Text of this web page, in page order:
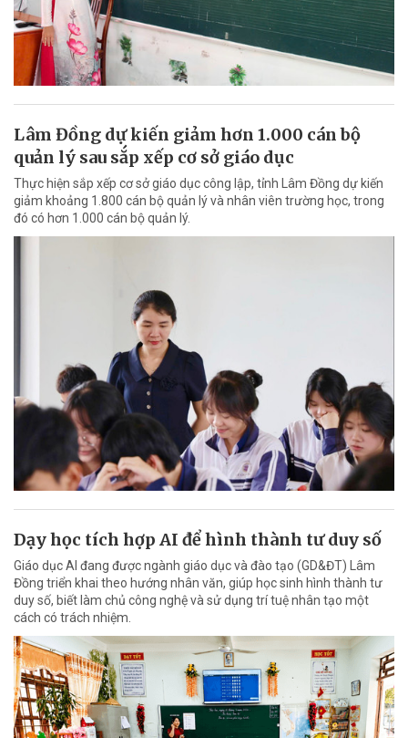
Lâm Đồng dự kiến giảm hơn 1.000 cán bộ
quản lý sau sắp xếp cơ sở giáo dục
Thực hiện sắp xếp cơ sở giáo dục công lập, tỉnh Lâm Đồng dự kiến
giảm khoảng 1.800 cán bộ quản lý và nhân viên trường học, trong
đó có hơn 1.000 cán bộ quản lý.
Dạy học tích hợp AI để hình thành tư duy số
Giáo dục AI đang được ngành giáo dục và đào tạo (GD&ĐT) Lâm
Đồng triển khai theo hướng nhân văn, giúp học sinh hình thành tư
duy số, biết làm chủ công nghệ và sử dụng trí tuệ nhân tạo một
cách có trách nhiệm.